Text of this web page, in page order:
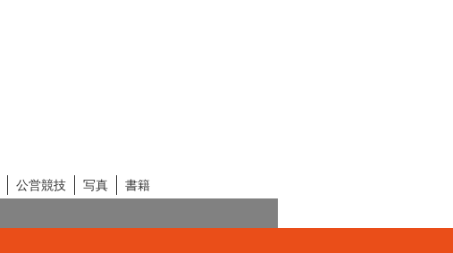
公営競技 写真
書籍